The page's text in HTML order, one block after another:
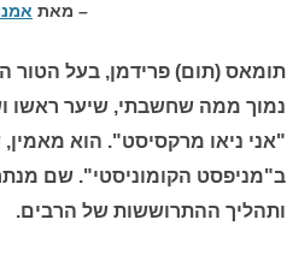
– מאת
תומאס (תום) פרידמן, בעל הטור
נמוך ממה שחשבתי, שיער ראשו
"אני ניאו מרקסיסט". הוא
ב"מניפסט הקומוניסטי". שם
ותהליך ההתרוששות של הרבים.